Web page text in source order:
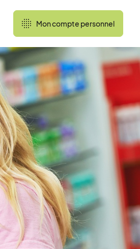
Mon compte personnel